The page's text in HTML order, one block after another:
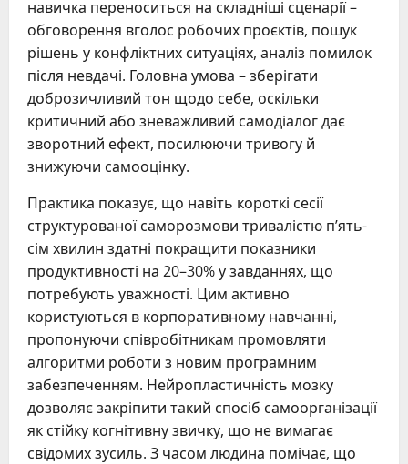
навичка переноситься на складніші сценарії –
обговорення вголос робочих проєктів, пошук
рішень у конфліктних ситуаціях, аналіз помилок
після невдачі. Головна умова – зберігати
доброзичливий тон щодо себе, оскільки
критичний або зневажливий самодіалог дає
зворотний ефект, посилюючи тривогу й
знижуючи самооцінку.
Практика показує, що навіть короткі сесії
структурованої саморозмови тривалістю п’ять-
сім хвилин здатні покращити показники
продуктивності на 20–30% у завданнях, що
потребують уважності. Цим активно
користуються в корпоративному навчанні,
пропонуючи співробітникам промовляти
алгоритми роботи з новим програмним
забезпеченням. Нейропластичність мозку
дозволяє закріпити такий спосіб самоорганізації
як стійку когнітивну звичку, що не вимагає
свідомих зусиль. З часом людина помічає, що